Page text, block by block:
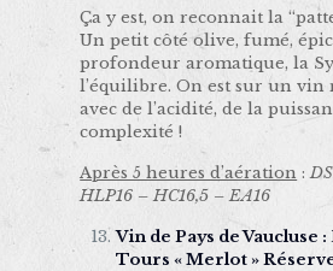
Ça y est, on reconnait la
Un petit côté olive, fumé,
profondeur aromatique, la
l’équilibre. On est sur un vin
avec de l’acidité, de la
complexité !
Après 5 heures d’aération :
HLP16 – HC16,5 – EA16
Vin de Pays de Vaucluse
Tours « Merlot »